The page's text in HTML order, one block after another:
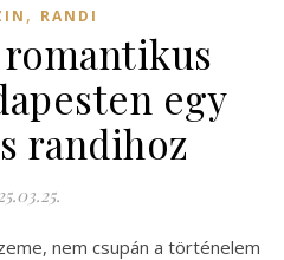
, RANDI
egy
randihoz